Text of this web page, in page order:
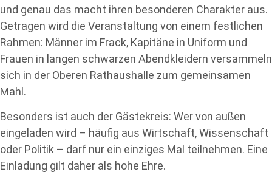
und genau das macht ihren besonderen Charakter aus.
Getragen wird die Veranstaltung von einem festlichen
Rahmen: Männer im Frack, Kapitäne in Uniform und
Frauen in langen schwarzen Abendkleidern versammeln
sich in der Oberen Rathaushalle zum gemeinsamen
Mahl.
Besonders ist auch der Gästekreis: Wer von außen
eingeladen wird – häufig aus Wirtschaft, Wissenschaft
oder Politik – darf nur ein einziges Mal teilnehmen. Eine
Einladung gilt daher als hohe Ehre.